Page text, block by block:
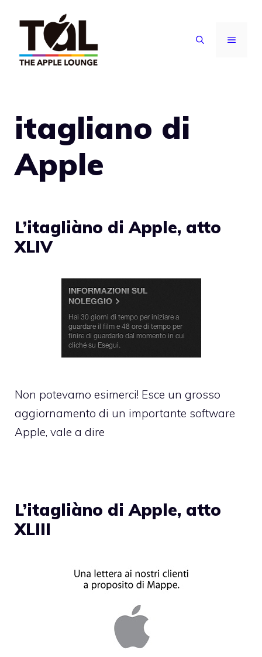
contenuto
MENU
itagliano di
Apple
L’itagliàno di Apple, atto
XLIV
Non potevamo esimerci! Esce un grosso
aggiornamento di un importante software
Apple, vale a dire
L’itagliàno di Apple, atto
XLIII